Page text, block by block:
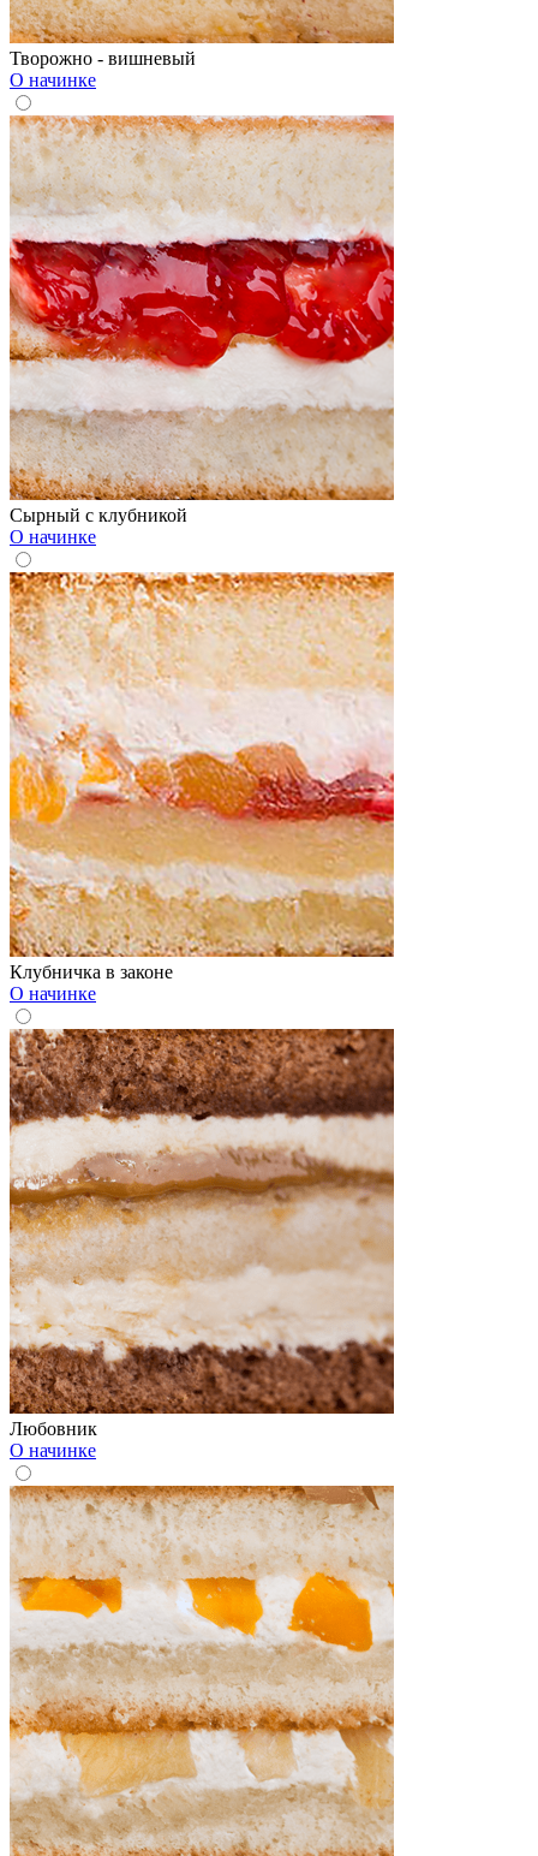
Творожно - вишневый
О начинке
Сырный с клубникой
О начинке
Клубничка в законе
О начинке
Любовник
О начинке